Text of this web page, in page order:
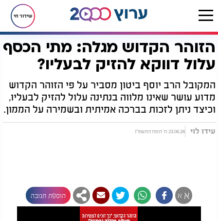
שידור חי
דף הבית יהדות מיסטיקה וקבלה הזוהר הקדוש מגלה: מתי הכסף עלול דווקא להזיק לבעליו?
הזוהר הקדוש מגלה: מתי הכסף
עלול דווקא להזיק לבעליו?
המקובל הרב יוסף ביטון מסביר על פי הזוהר הקדוש
מדוע עושר שאינו מלווה בנתינה עלול להזיק לבעליו,
וכיצד ניתן לזכות בברכה אמיתית ובשמירה על הממון.
עידו לוי 23.06.26 ח' תמוז התשפ"ו
א א הוספת תגובה